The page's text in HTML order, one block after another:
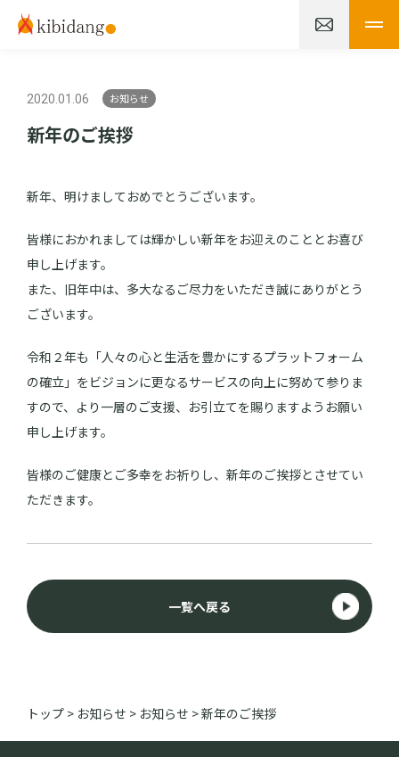
2020.01.06 お知らせ
新年のご挨拶
新年、明けましておめでとうございます。
皆様におかれましては輝かしい新年をお迎えのこととお喜び
申し上げます。
また、旧年中は、多大なるご尽力をいただき誠にありがとう
ございます。
令和２年も「人々の心と生活を豊かにするプラットフォーム
の確立」をビジョンに更なるサービスの向上に努めて参りま
すので、より一層のご支援、お引立てを賜りますようお願い
申し上げます。
皆様のご健康とご多幸をお祈りし、新年のご挨拶とさせてい
ただきます。
一覧へ戻る
トップ > お知らせ > お知らせ >新年のご挨拶